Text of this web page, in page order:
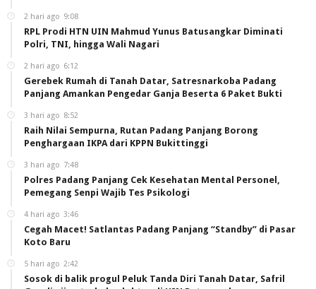
2 hari ago 9:08
RPL Prodi HTN UIN Mahmud Yunus Batusangkar Diminati
Polri, TNI, hingga Wali Nagari
2 hari ago 6:12
Gerebek Rumah di Tanah Datar, Satresnarkoba Padang
Panjang Amankan Pengedar Ganja Beserta 6 Paket Bukti
3 hari ago 8:52
Raih Nilai Sempurna, Rutan Padang Panjang Borong
Penghargaan IKPA dari KPPN Bukittinggi
3 hari ago 7:48
Polres Padang Panjang Cek Kesehatan Mental Personel,
Pemegang Senpi Wajib Tes Psikologi
4 hari ago 3:46
Cegah Macet! Satlantas Padang Panjang “Standby” di Pasar
Koto Baru
5 hari ago 2:42
Sosok di balik progul Peluk Tanda Diri Tanah Datar, Safril